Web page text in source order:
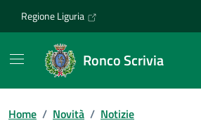
Regione Liguria
Ronco Scrivia
Home / Novità / Notizie